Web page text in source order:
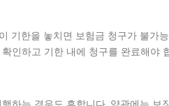
기한을 놓치면 보험금 청구가 불가
인하고 기한 내에 청구를 완료해야